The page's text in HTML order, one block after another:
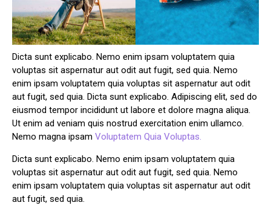
Dicta sunt explicabo. Nemo enim ipsam voluptatem quia
voluptas sit aspernatur aut odit aut fugit, sed quia. Nemo
enim ipsam voluptatem quia voluptas sit aspernatur aut odit
aut fugit, sed quia. Dicta sunt explicabo. Adipiscing elit, sed do
eiusmod tempor incididunt ut labore et dolore magna aliqua.
Ut enim ad veniam quis nostrud exercitation enim ullamco.
Nemo magna ipsam Voluptatem Quia Voluptas.
Dicta sunt explicabo. Nemo enim ipsam voluptatem quia
voluptas sit aspernatur aut odit aut fugit, sed quia. Nemo
enim ipsam voluptatem quia voluptas sit aspernatur aut odit
aut fugit, sed quia.